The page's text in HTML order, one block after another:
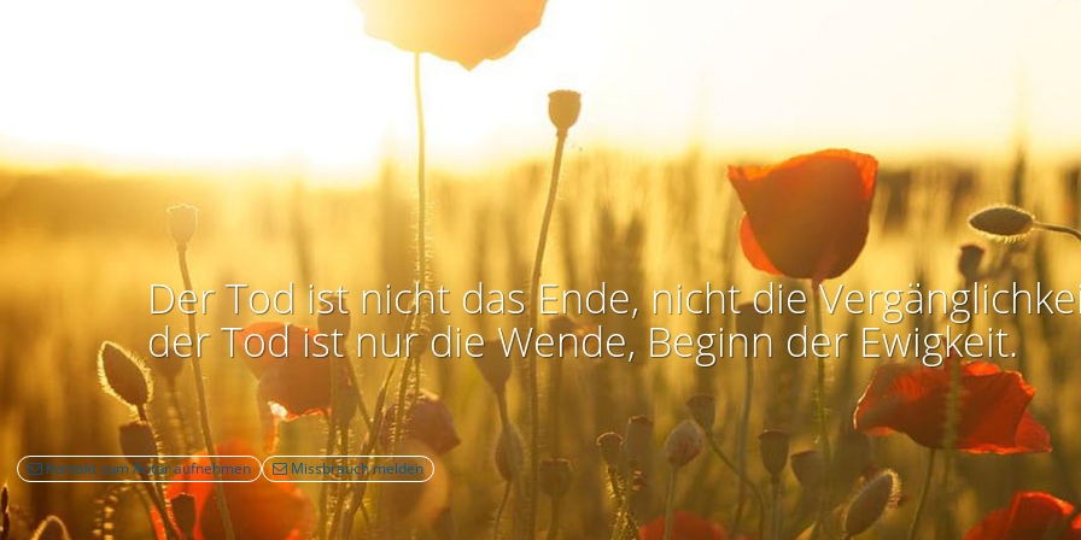
Der Tod ist nicht das Ende, nicht die
der Tod ist nur die Wende, Beginn der Ewigkeit.
Kontakt zum Autor aufnehmen Missbrauch melden